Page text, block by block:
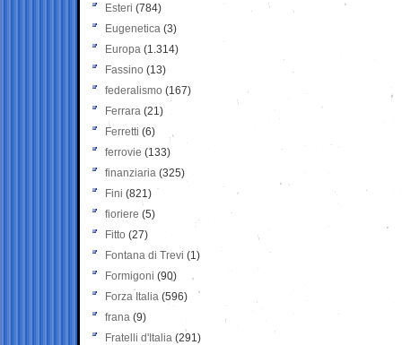
Esteri (784)
Eugenetica (3)
Europa (1.314)
Fassino (13)
federalismo (167)
Ferrara (21)
Ferretti (6)
ferrovie (133)
finanziaria (325)
Fini (821)
fioriere (5)
Fitto (27)
Fontana di Trevi (1)
Formigoni (90)
Forza Italia (596)
frana (9)
Fratelli d'Italia (291)